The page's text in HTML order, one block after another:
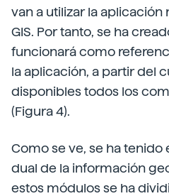
van a utilizar la
GIS. Por tanto, se ha
funcionará como
la aplicación, a partir del
disponibles todos los
(Figura 4).
Como se ve, se ha
dual de la información
estos módulos se ha